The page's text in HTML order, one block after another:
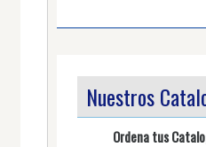
Nuestros
Ordena tus